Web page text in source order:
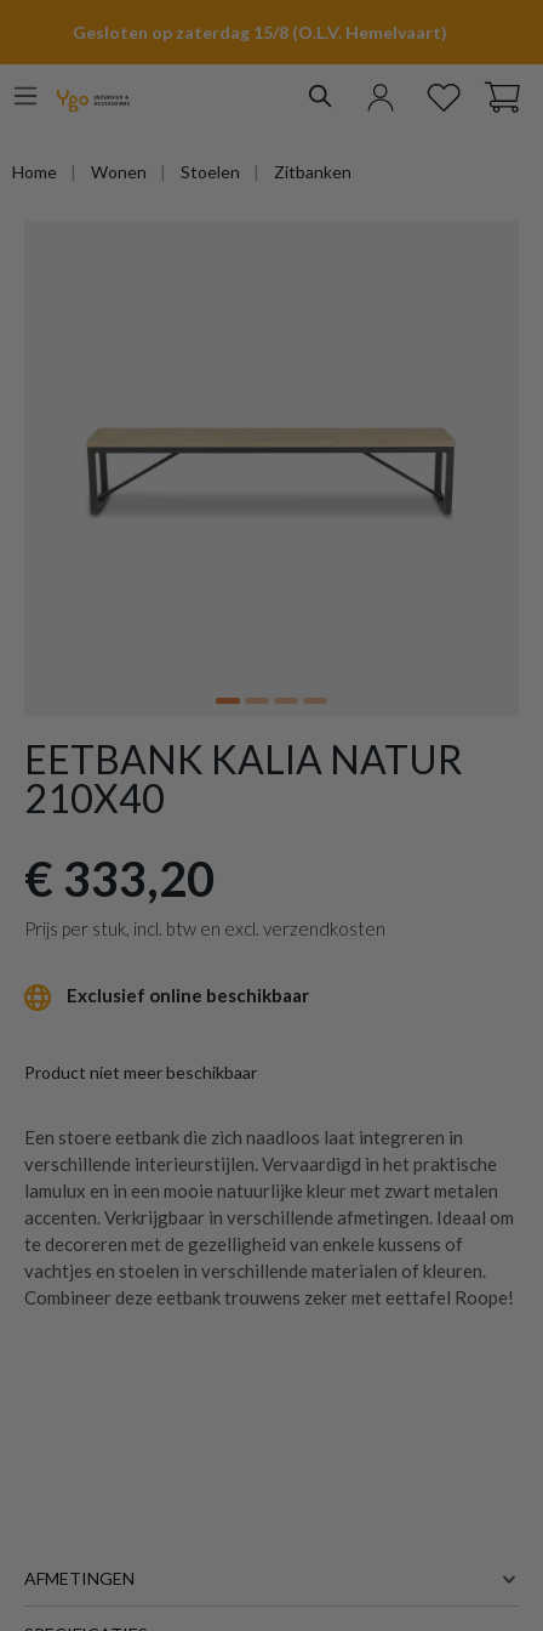
Gesloten op zaterdag 15/8 (O.L.V. Hemelvaart)
Home Wonen Stoelen Zitbanken
EETBANK KALIA NATUR
210X40
€ 333,20
Prijs per stuk, incl. btw en excl. verzendkosten
Exclusief online beschikbaar
Product niet meer beschikbaar
Een stoere eetbank die zich naadloos laat integreren in
verschillende interieurstijlen. Vervaardigd in het praktische
lamulux en in een mooie natuurlijke kleur met zwart metalen
accenten. Verkrijgbaar in verschillende afmetingen. Ideaal om
te decoreren met de gezelligheid van enkele kussens of
vachtjes en stoelen in verschillende materialen of kleuren.
Combineer deze eetbank trouwens zeker met eettafel Roope!
AFMETINGEN